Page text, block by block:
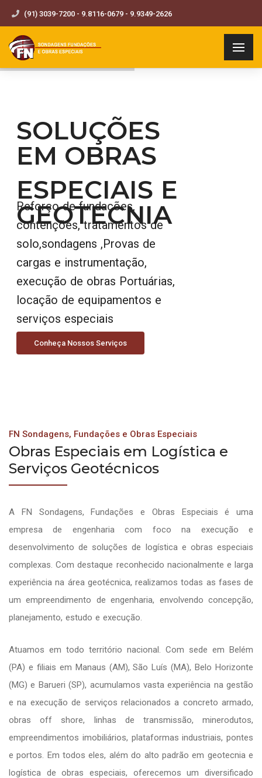
(91) 3039-7200 - 9.8116-0679 - 9.9349-2626
SOLUÇÕES
EM OBRAS
ESPECIAIS E
GEOTECNIA
Reforço de fundações,
contenções, tratamentos de
solo,sondagens ,Provas de
cargas e instrumentação,
execução de obras Portuárias,
locação de equipamentos e
serviços especiais
Conheça Nossos Serviços
FN Sondagens, Fundações e Obras Especiais
Obras Especiais em Logística e
Serviços Geotécnicos
A FN Sondagens, Fundações e Obras Especiais é uma
empresa de engenharia com foco na execução e
desenvolvimento de soluções de logística e obras especiais
complexas. Com destaque reconhecido nacionalmente e larga
experiência na área geotécnica, realizamos todas as fases de
um empreendimento de engenharia, envolvendo concepção,
planejamento, estudo e execução.
Atuamos em todo território nacional. Com sede em Belém
(PA) e filiais em Manaus (AM), São Luís (MA), Belo Horizonte
(MG) e Barueri (SP), acumulamos vasta experiência na gestão
e na execução de serviços relacionados a concreto armado,
obras off shore, linhas de transmissão, minerodutos,
empreendimentos imobiliários, plataformas industriais, pontes
e portos. Em todos eles, além do alto padrão em geotecnia e
logística de obras especiais, oferecemos um diversificado